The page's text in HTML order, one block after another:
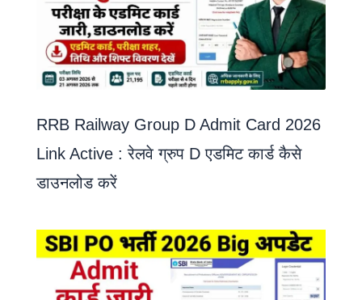
RRB Railway Group D Admit Card 2026
Link Active : रेलवे ग्रुप D एडमिट कार्ड कैसे
डाउनलोड करें